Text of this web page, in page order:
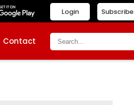
Subscribe
Login
Contact